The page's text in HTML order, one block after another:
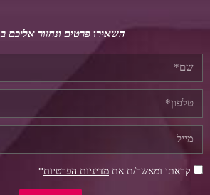
השאירו פרטים ונחזור אליכם
קראתי ומאשר/ת את מדיניות הפרטיות*